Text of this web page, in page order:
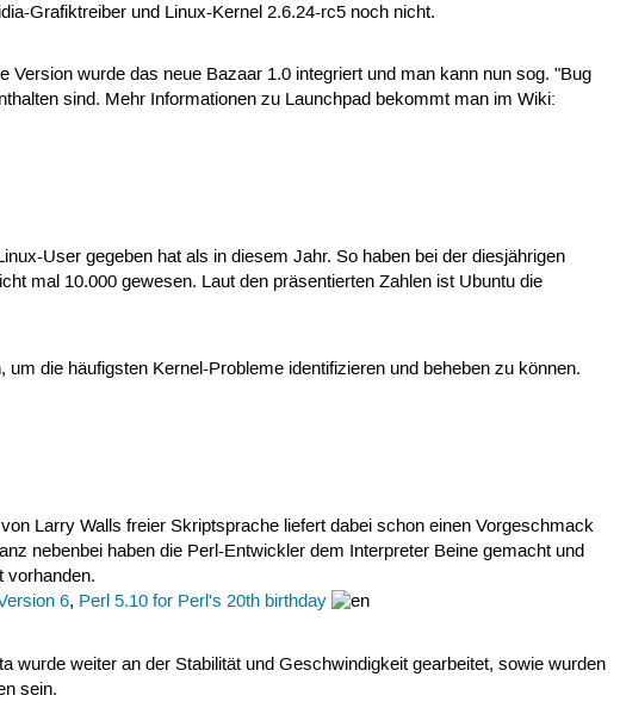
Grafiktreiber und Linux-Kernel 2.6.24-rc5 noch nicht.
Version wurde das neue Bazaar 1.0 integriert und man kann nun sog. "Bug
sind. Mehr Informationen zu Launchpad bekommt man im Wiki:
User gegeben hat als in diesem Jahr. So haben bei der diesjährigen
mal 10.000 gewesen. Laut den präsentierten Zahlen ist Ubuntu die
die häufigsten Kernel-Probleme identifizieren und beheben zu können.
Larry Walls freier Skriptsprache liefert dabei schon einen Vorgeschmack
nebenbei haben die Perl-Entwickler dem Interpreter Beine gemacht und
vorhanden.
6, Perl 5.10 for Perl's 20th birthday
wurde weiter an der Stabilität und Geschwindigkeit gearbeitet, sowie wurden
sein.